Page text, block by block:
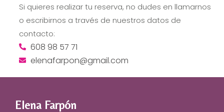
Si quieres realizar tu reserva, no dudes en llamarnos
o escribirnos a través de nuestros datos de
contacto:
608 98 57 71
elenafarpon@gmail.com
Elena Farpón